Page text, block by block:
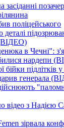
поліцейського
деталі
в Чечні":
нардепи
бійки підлітків
генерала
відео з Надією
зірвала